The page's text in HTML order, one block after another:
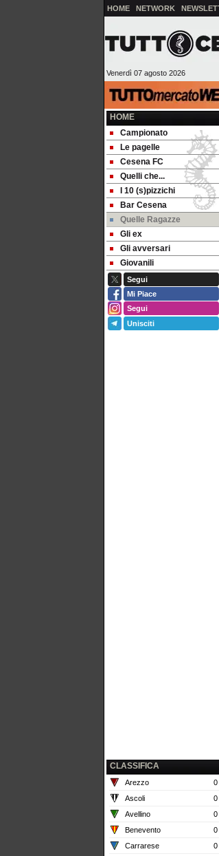
HOME NETWORK
Venerdì 07 agosto 2026
HOME
Campionato
Le pagelle
Cesena FC
Quelli che...
I 10 (s)pizzichi
Bar Cesena
Quelle Ragazze
Gli ex
Gli avversari
Giovanili
Segui
Mi Piace
Segui
Unisciti
CLASSIFICA
Arezzo
0
Ascoli
0
Avellino
0
Benevento
0
Carrarese
0